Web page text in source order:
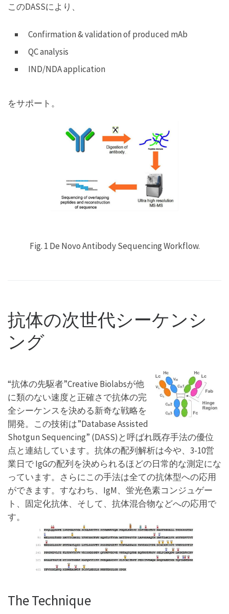
このDASSにより、
Confirmation & validation of produced mAb
QC analysis
IND/NDA application
をサポート。
Fig. 1 De Novo Antibody Sequencing Workflow.
抗体の次世代シーケンシ
ング
“抗体の先駆者”Creative Biolabsが他
に類のない速度と正確さで抗体の完
全シーケンスを決める新奇な戦略を
開発。この技術は”Database Assisted
Shotgun Sequencing” (DASS)と呼ばれ既存手法の優位
点と連結しています。抗体の配列解析は今や、3-10営
業日で IgGの配列を決められるほどの日常的な測定にな
っています。さらにこの手法は全ての抗体型への応用
ができます。すなわち、IgM、蛍光色素コンジュゲー
ト、固定化抗体、そして、抗体混合物などへの応用で
す。
The Technique